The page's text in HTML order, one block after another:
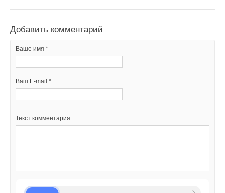
Добавить комментарий
Ваше имя *
Ваш E-mail *
Текст комментария